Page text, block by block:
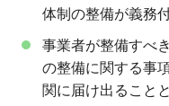
体制の整備が義務
事業者が整備すべ
の整備に関する事
関に届け出ること